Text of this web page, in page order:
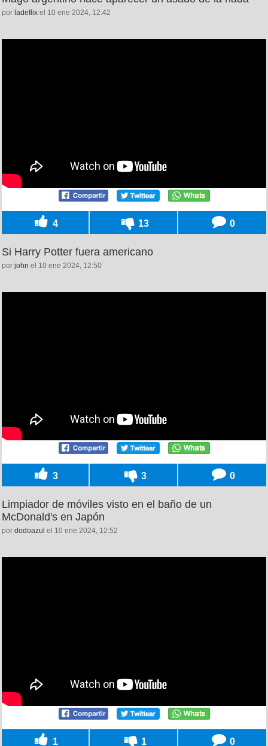
por ladeflix el 10 ene 2024, 12:42
4 13 0
Si Harry Potter fuera americano
por john el 10 ene 2024, 12:50
3 3 0
Limpiador de móviles visto en el baño de un
McDonald's en Japón
por dodoazul el 10 ene 2024, 12:52
1 1 0